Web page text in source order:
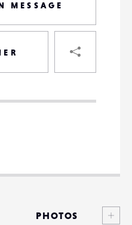
MESSAGE
EMAIL
PHOTOS